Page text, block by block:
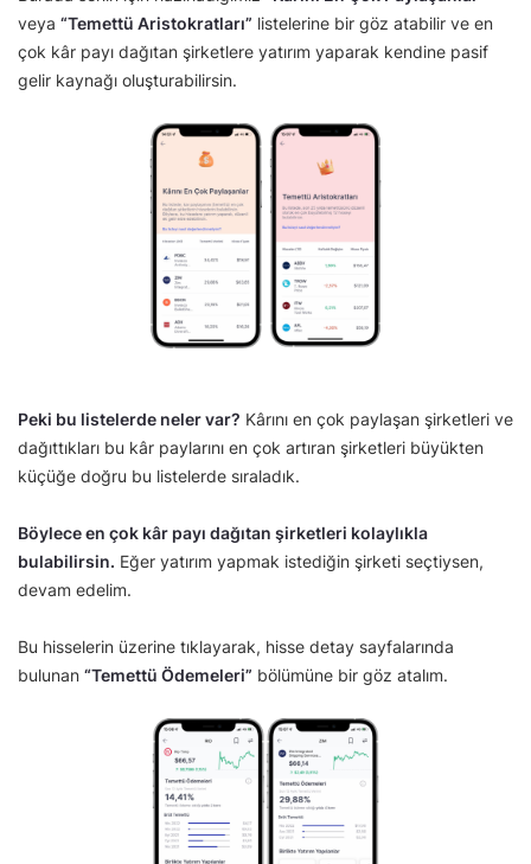
veya “Temettü Aristokratları” listelerine bir göz atabilir ve en
çok kâr payı dağıtan şirketlere yatırım yaparak kendine pasif
gelir kaynağı oluşturabilirsin.
Peki bu listelerde neler var? Kârını en çok paylaşan şirketleri ve
dağıttıkları bu kâr paylarını en çok artıran şirketleri büyükten
küçüğe doğru bu listelerde sıraladık.
Böylece en çok kâr payı dağıtan şirketleri kolaylıkla
bulabilirsin. Eğer yatırım yapmak istediğin şirketi seçtiysen,
devam edelim.
Bu hisselerin üzerine tıklayarak, hisse detay sayfalarında
bulunan “Temettü Ödemeleri” bölümüne bir göz atalım.